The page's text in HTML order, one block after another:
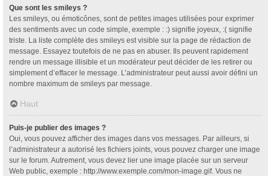
Que sont les smileys ?
Les smileys, ou émoticônes, sont de petites images utilisées pour exprimer
des sentiments avec un code simple, exemple : :) signifie joyeux, :( signifie
triste. La liste complète des smileys est visible sur la page de rédaction de
message. Essayez toutefois de ne pas en abuser. Ils peuvent rapidement
rendre un message illisible et un modérateur peut décider de les retirer ou
simplement d’effacer le message. L’administrateur peut aussi avoir défini un
nombre maximum de smileys par message.
Haut
Puis-je publier des images ?
Oui, vous pouvez afficher des images dans vos messages. Par ailleurs, si
l’administrateur a autorisé les fichiers joints, vous pouvez charger une image
sur le forum. Autrement, vous devez lier une image placée sur un serveur
Web public, exemple : http://www.exemple.com/mon-image.gif. Vous ne